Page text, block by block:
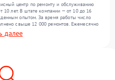
центр по ремонту и обслуживанию
лет. В штате компании — от 10 до 16
опытом. За время работы число
свыше 12 000 ремонтов. Ежемесячно
включая , , . Мы беремся за задачи
уровень сервиса благодаря опыту
далее